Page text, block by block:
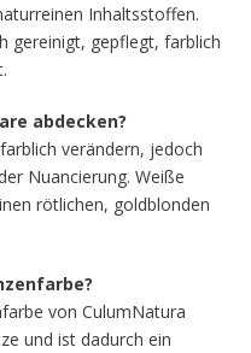
Inhaltsstoffen.
gereinigt, gepflegt, farblich
abdecken?
verändern, jedoch
Nuancierung. Weiße
rötlichen, goldblonden
von CulumNatura
und ist dadurch ein